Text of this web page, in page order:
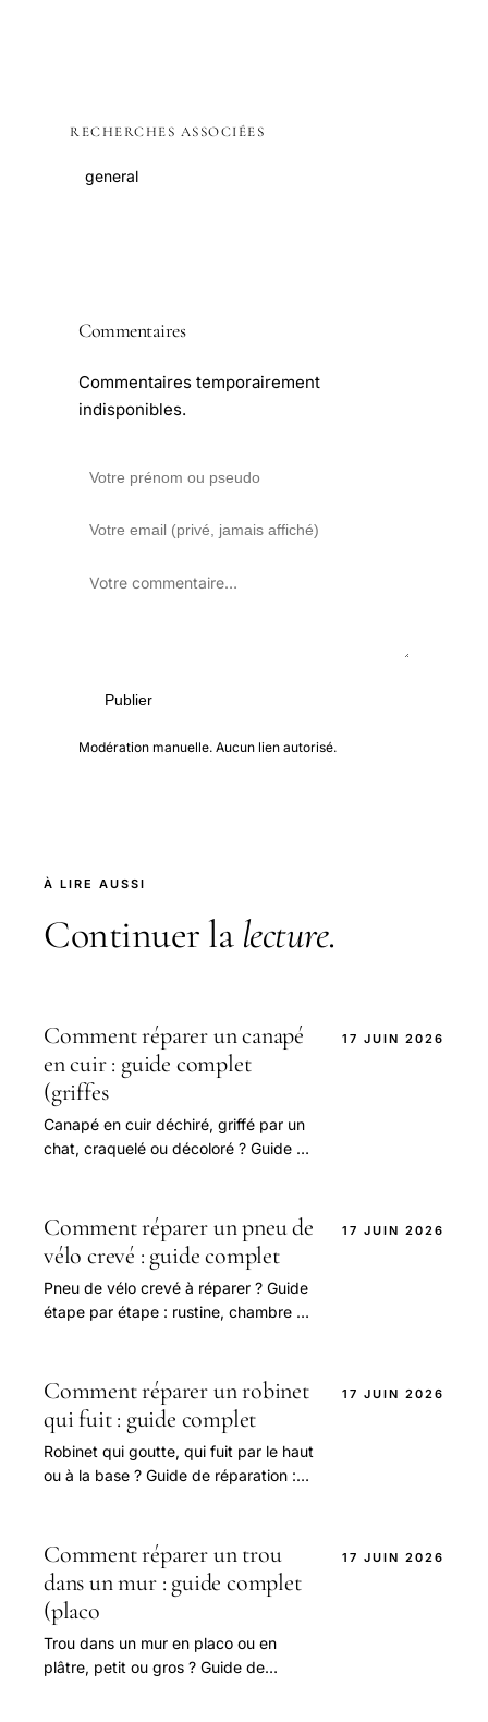
RECHERCHES ASSOCIÉES
general
Commentaires
Commentaires temporairement
indisponibles.
Publier
Modération manuelle. Aucun lien autorisé.
À LIRE AUSSI
Continuer la lecture.
Comment réparer un canapé
en cuir : guide complet
(griffes
Canapé en cuir déchiré, griffé par un
chat, craquelé ou décoloré ? Guide de
17 JUIN 2026
Comment réparer un pneu de
vélo crevé : guide complet
Pneu de vélo crevé à réparer ? Guide
étape par étape : rustine, chambre à
17 JUIN 2026
Comment réparer un robinet
qui fuit : guide complet
Robinet qui goutte, qui fuit par le haut
ou à la base ? Guide de réparation :
17 JUIN 2026
Comment réparer un trou
dans un mur : guide complet
(placo
Trou dans un mur en placo ou en
plâtre, petit ou gros ? Guide de
17 JUIN 2026